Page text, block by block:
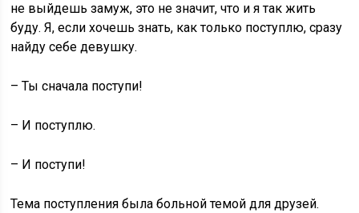
не выйдешь замуж, это не значит, что и я так жить
буду. Я, если хочешь знать, как только поступлю, сразу
найду себе девушку.
– Ты сначала поступи!
– И поступлю.
– И поступи!
Тема поступления была больной темой для друзей.